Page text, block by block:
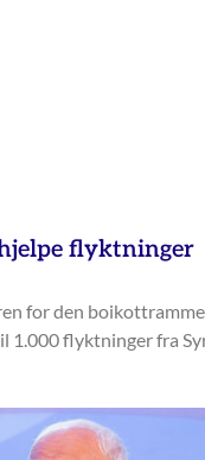
flyktninger
for den
1.000 flyktninger fra